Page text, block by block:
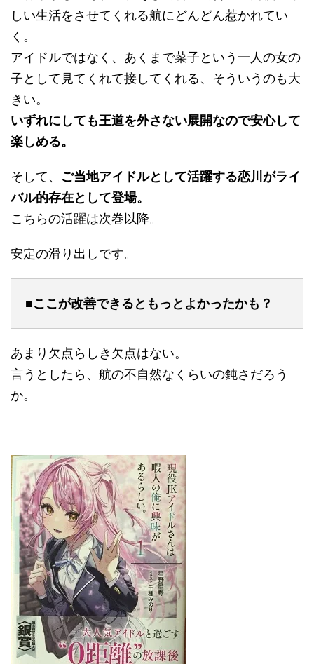
しい生活をさせてくれる航にどんどん惹かれてい
く。
アイドルではなく、あくまで菜子という一人の女の
子として見てくれて接してくれる、そういうのも大
きい。
いずれにしても王道を外さない展開なので安心して
楽しめる。
そして、 ご当地アイドルとして活躍する恋川がライ
バル的存在として登場。
こちらの活躍は次巻以降。
安定の滑り出しです。
■ここが改善できるともっとよかったかも？
あまり欠点らしき欠点はない。
言うとしたら、航の不自然なくらいの鈍さだろう
か。